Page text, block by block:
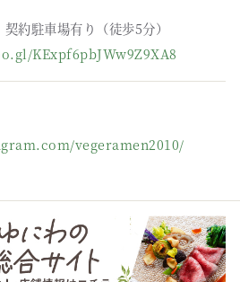
約駐車場有り（徒歩5分）
KExpf6pbJWw9Z9XA8
vegeramen2010/